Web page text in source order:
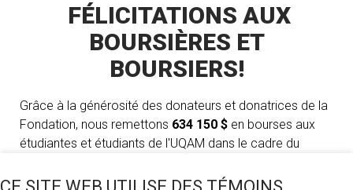
FÉLICITATIONS AUX
BOURSIÈRES ET
BOURSIERS!
Grâce à la générosité des donateurs et donatrices de la
Fondation, nous remettons 634 150 $ en bourses aux
étudiantes et étudiants de l'UQAM dans le cadre du
281 boursesont un impact déterminant sur leur